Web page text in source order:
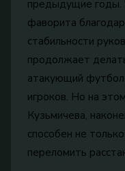
предыдущие годы.
фаворита
стабильности
продолжает
атакующий футбол
игроков. Но на
Кузьмичева,
способен не
переломить